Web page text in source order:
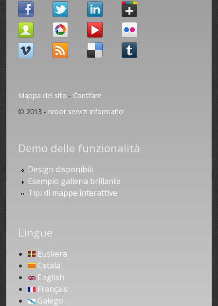
Mappa del sito - Conttare
© 2013 - nroot servizi informatici
Demo delle funzionalità
Design disponibili
Esempio galleria brillante
Tipi di mappe interattive
Lingue
Euskera
Català
English
Français
Galego